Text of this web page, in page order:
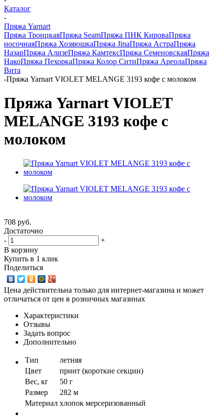
Каталог
-
Пряжа Yarnart
Пряжа ТроицкаяПряжа SeamПряжа ПНК КироваПряжа
носочнаяПряжа ХозяюшкаПряжа JinaПряжа АстраПряжа
НазарПряжа АлизеПряжа КамтексПряжа СеменовскаяПряжа
НакоПряжа ПехоркаПряжа Колор СитиПряжа АреолаПряжа
Вита
-Пряжа Yarnart VIOLET MELANGE 3193 кофе с молоком
Пряжа Yarnart VIOLET
MELANGE 3193 кофе с
молоком
708 руб.
Достаточно
-
+
В корзину
Купить в 1 клик
Поделиться
Цена действительна только для интернет-магазина и может
отличаться от цен в розничных магазинах
Характеристики
Отзывы
Задать вопрос
Дополнительно
Тип
летняя
Цвет
принт (короткие секции)
Вес, кг
50 г
Размер
282 м
Материал хлопок мерсеризованный